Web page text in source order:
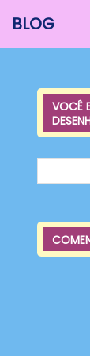
BLOG
VOCÊ